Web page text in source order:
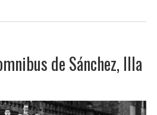
de Sánchez, Illa